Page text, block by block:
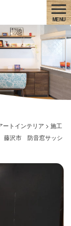
ートインテリア > 施工
藤沢市 防音窓サッシ